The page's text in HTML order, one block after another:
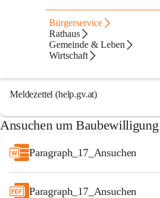
Bürgerservice
Rathaus
Gemeinde & Leben
Wirtschaft
Formulare
Meldezettel (help.gv.at)
Ansuchen um Baubewilligung
Paragraph_17_Ansuchen
Paragraph_17_Ansuchen